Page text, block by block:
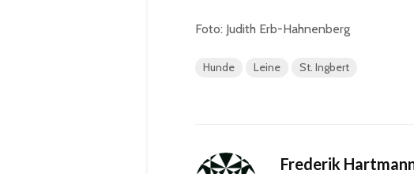
Foto: Judith Erb-Hahnenberg
Hunde Leine St. Ingbert
Frederik